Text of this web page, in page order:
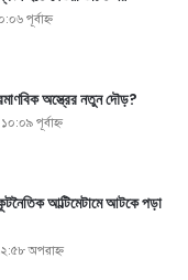
পূর্বাহ্ণ
অস্ত্রের নতুন দৌড়?
পূর্বাহ্ণ
আল্টিমেটামে আটকে পড়া
অপরাহ্ণ